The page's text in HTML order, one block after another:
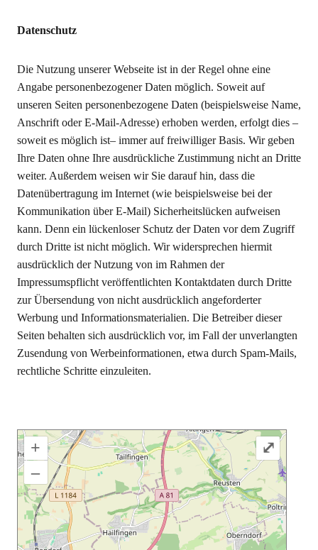
Datenschutz
Die Nutzung unserer Webseite ist in der Regel ohne eine
Angabe personenbezogener Daten möglich. Soweit auf
unseren Seiten personenbezogene Daten (beispielsweise Name,
Anschrift oder E-Mail-Adresse) erhoben werden, erfolgt dies –
soweit es möglich ist– immer auf freiwilliger Basis. Wir geben
Ihre Daten ohne Ihre ausdrückliche Zustimmung nicht an Dritte
weiter. Außerdem weisen wir Sie darauf hin, dass die
Datenübertragung im Internet (wie beispielsweise bei der
Kommunikation über E-Mail) Sicherheitslücken aufweisen
kann. Denn ein lückenloser Schutz der Daten vor dem Zugriff
durch Dritte ist nicht möglich. Wir widersprechen hiermit
ausdrücklich der Nutzung von im Rahmen der
Impressumspflicht veröffentlichten Kontaktdaten durch Dritte
zur Übersendung von nicht ausdrücklich angeforderter
Werbung und Informationsmaterialien. Die Betreiber dieser
Seiten behalten sich ausdrücklich vor, im Fall der unverlangten
Zusendung von Werbeinformationen, etwa durch Spam-Mails,
rechtliche Schritte einzuleiten.
+
–
⤢